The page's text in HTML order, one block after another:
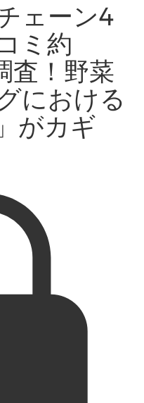
ェーン4
ミ約
査！野菜
における
がカギ